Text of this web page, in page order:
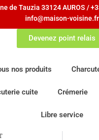
de Tauzia 33124 AUROS /
info@maison-voisine.fr
Devenez point relais
nos produits
cuite Crémerie
Libre service